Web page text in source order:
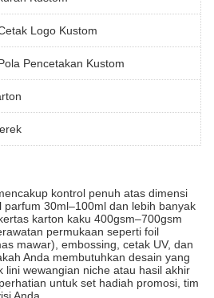
Logo Kustom
Pencetakan Kustom
kontrol penuh atas dimensi
30ml–100ml dan lebih banyak
karton kaku 400gsm–700gsm
permukaan seperti foil
mawar), embossing, cetak UV, dan
Anda membutuhkan desain yang
lini wewangian niche atau hasil akhir
untuk set hadiah promosi, tim